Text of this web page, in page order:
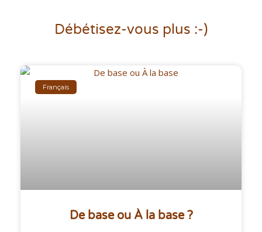
Débétisez-vous plus :-)
Français
De base ou À la base ?